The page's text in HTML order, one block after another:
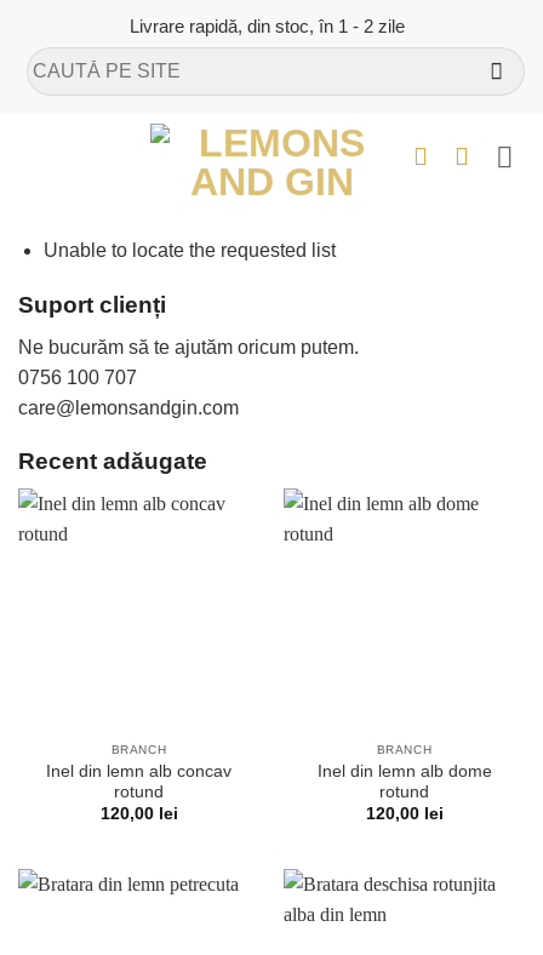
content
Livrare rapidă, din stoc, în 1 - 2 zile
Caută
după:
Unable to locate the requested list
Suport clienți
Ne bucurăm să te ajutăm oricum putem.
0756 100 707
care@lemonsandgin.com
Recent adăugate
BRANCH
Inel din lemn alb concav
rotund
120,00 lei
BRANCH
Inel din lemn alb dome
rotund
120,00 lei